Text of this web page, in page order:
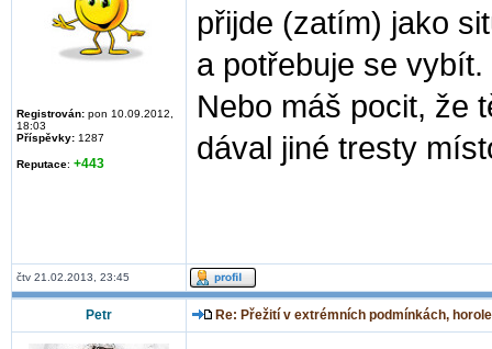
Registrován: pon 10.09.2012,
18:03
Příspěvky: 1287
Reputace: +443
přijde (zatím) jako
a potřebuje se vybít.
Nebo máš pocit, že
dával jiné tresty
čtv 21.02.2013, 23:45
Petr Re: Přežití v extrémních podmínkách,